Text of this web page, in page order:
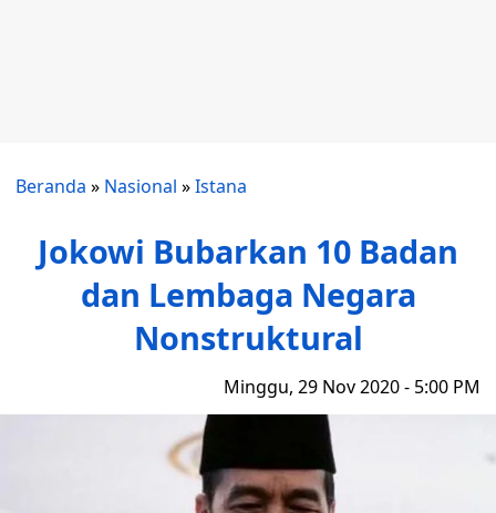
Beranda » Nasional »Istana
Jokowi Bubarkan 10 Badan
dan Lembaga Negara
Nonstruktural
Minggu, 29 Nov 2020 - 5:00 PM